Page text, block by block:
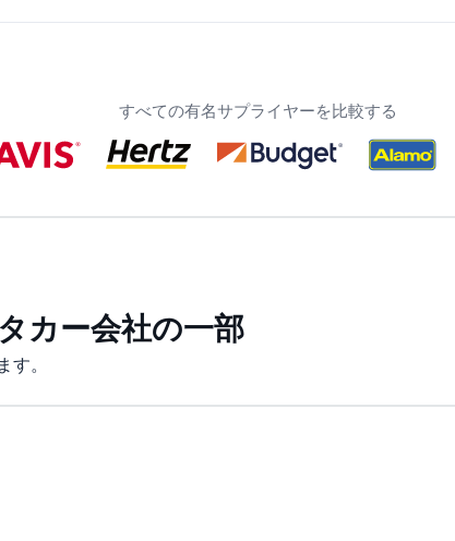
すべての有名サプライヤーを比較する
カー会社の一部
。